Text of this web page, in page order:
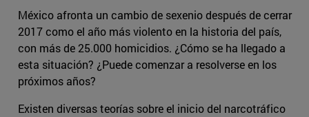
México afronta un cambio de sexenio después de cerrar
2017 como el año más violento en la historia del país,
con más de 25.000 homicidios. ¿Cómo se ha llegado a
esta situación? ¿Puede comenzar a resolverse en los
próximos años?
Existen diversas teorías sobre el inicio del narcotráfico